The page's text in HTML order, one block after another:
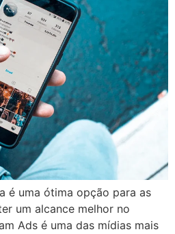
é uma ótima opção para as
um alcance melhor no
Ads é uma das mídias mais